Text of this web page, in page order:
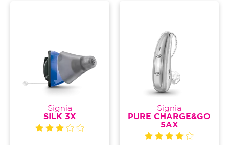
Signia
SILK 3X
Signia
PURE CHARGE&GO
5AX